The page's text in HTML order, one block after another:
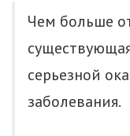
Чем больше
серьезной
заболевания.